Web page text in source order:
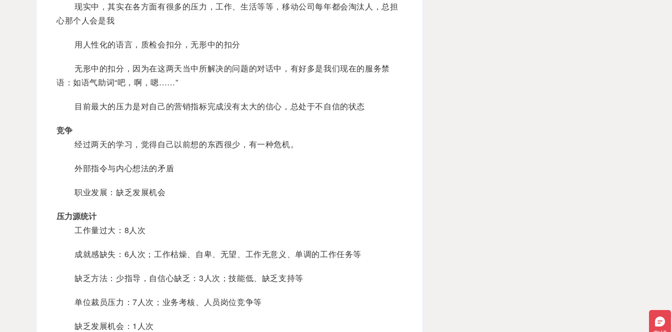
现实中，其实在各方面有很多的压力，工作、生活等等，移动公司每年都会淘汰人，总担
心那个人会是我
用人性化的语言，质检会扣分，无形中的扣分
无形中的扣分，因为在这两天当中所解决的问题的对话中，有好多是我们现在的服务禁
语：如语气助词“吧，啊，嗯……”
目前最大的压力是对自己的营销指标完成没有太大的信心，总处于不自信的状态
竞争
经过两天的学习，觉得自己以前想的东西很少，有一种危机。
外部指令与内心想法的矛盾
职业发展：缺乏发展机会
压力源统计
工作量过大：8人次
成就感缺失：6人次；工作枯燥、自卑、无望、工作无意义、单调的工作任务等
缺乏方法：少指导，自信心缺乏：3人次；技能低、缺乏支持等
单位裁员压力：7人次；业务考核、人员岗位竞争等
缺乏发展机会：1人次